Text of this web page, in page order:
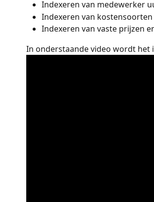
Indexeren van medewerker
Indexeren van kostensoorten
Indexeren van vaste prijzen
In onderstaande video wordt het